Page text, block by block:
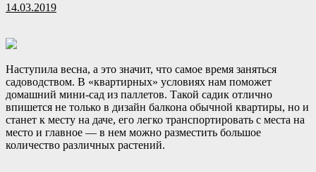
14.03.2019
Наступила весна, а это значит, что самое время заняться
садоводством. В «квартирных» условиях нам поможет
домашний мини-сад из паллетов. Такой садик отлично
впишется не только в дизайн балкона обычной квартиры, но и
станет к месту на даче, его легко транспортировать с места на
место и главное — в нем можно разместить большое
количество различных растений.